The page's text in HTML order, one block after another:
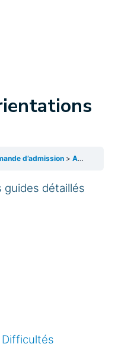
d’admission Annexe : Les orientations en détail
détaillés